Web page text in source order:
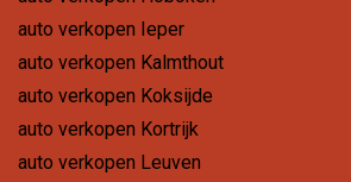
auto verkopen Ieper
auto verkopen Kalmthout
auto verkopen Koksijde
auto verkopen Kortrijk
auto verkopen Leuven